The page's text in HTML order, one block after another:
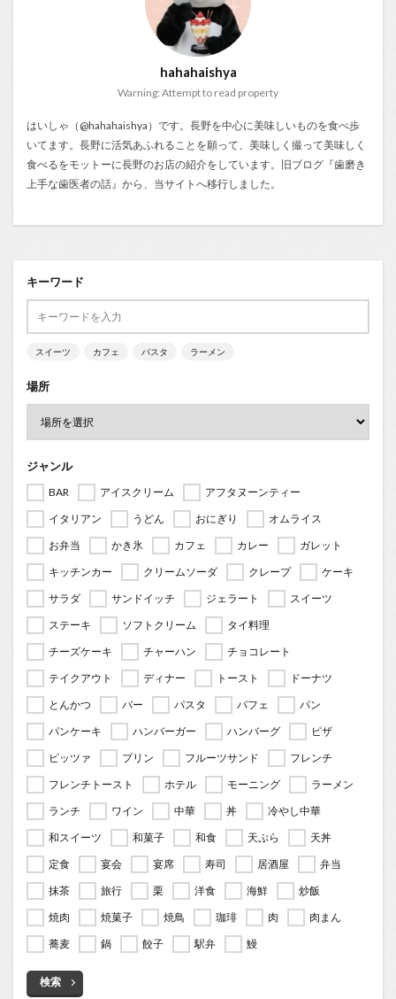
hahahaishya
Warning: Attempt to read property
はいしゃ（@hahahaishya）です。長野を中心に美味しいものを食べ歩
いてます。長野に活気あふれることを願って、美味しく撮って美味しく
食べるをモットーに長野のお店の紹介をしています。旧ブログ『歯磨き
上手な歯医者の話』から、当サイトへ移行しました。
キーワード
スイーツ カフェ パスタ ラーメン
場所
ジャンル
BAR アイスクリーム
アフタヌーンティー
イタリアン
うどん おにぎり
オムライス
お弁当
かき氷 カフェ カレー
ガレット
キッチンカー
クリームソーダ クレープ
ケーキ
サラダ
サンドイッチ ジェラート
スイーツ
ステーキ
ソフトクリーム
タイ料理
チーズケーキ
チャーハン
チョコレート
テイクアウト
ディナー トースト
ドーナツ
とんかつ
バー パスタ パフェ
パン
パンケーキ
ハンバーガー ハンバーグ
ピザ
ピッツァ
プリン フルーツサンド
フレンチ
フレンチトースト
ホテル モーニング
ラーメン
ランチ
ワイン 中華 丼
冷やし中華
和スイーツ
和菓子 和食 天ぷら
天丼
定食
宴会 宴席 寿司 居酒屋
弁当
抹茶
旅行 栗 洋食 海鮮
炒飯
焼肉
焼菓子 焼鳥 珈琲 肉
肉まん
蕎麦
鍋 餃子 駅弁 鰻
検索